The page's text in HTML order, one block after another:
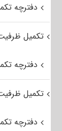
دفترچه
تکمیل ظرفیت
دفترچه
تکمیل ظرفیت
دفترچه